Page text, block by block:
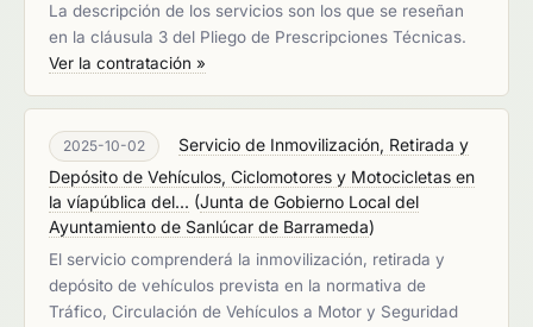
La descripción de los servicios son los que se reseñan
en la cláusula 3 del Pliego de Prescripciones Técnicas.
Ver la contratación »
2025-10-02
Servicio de Inmovilización, Retirada y
Depósito de Vehículos, Ciclomotores y Motocicletas en
la víapública del... (Junta de Gobierno Local del
Ayuntamiento de Sanlúcar de Barrameda)
El servicio comprenderá la inmovilización, retirada y
depósito de vehículos prevista en la normativa de
Tráfico, Circulación de Vehículos a Motor y Seguridad